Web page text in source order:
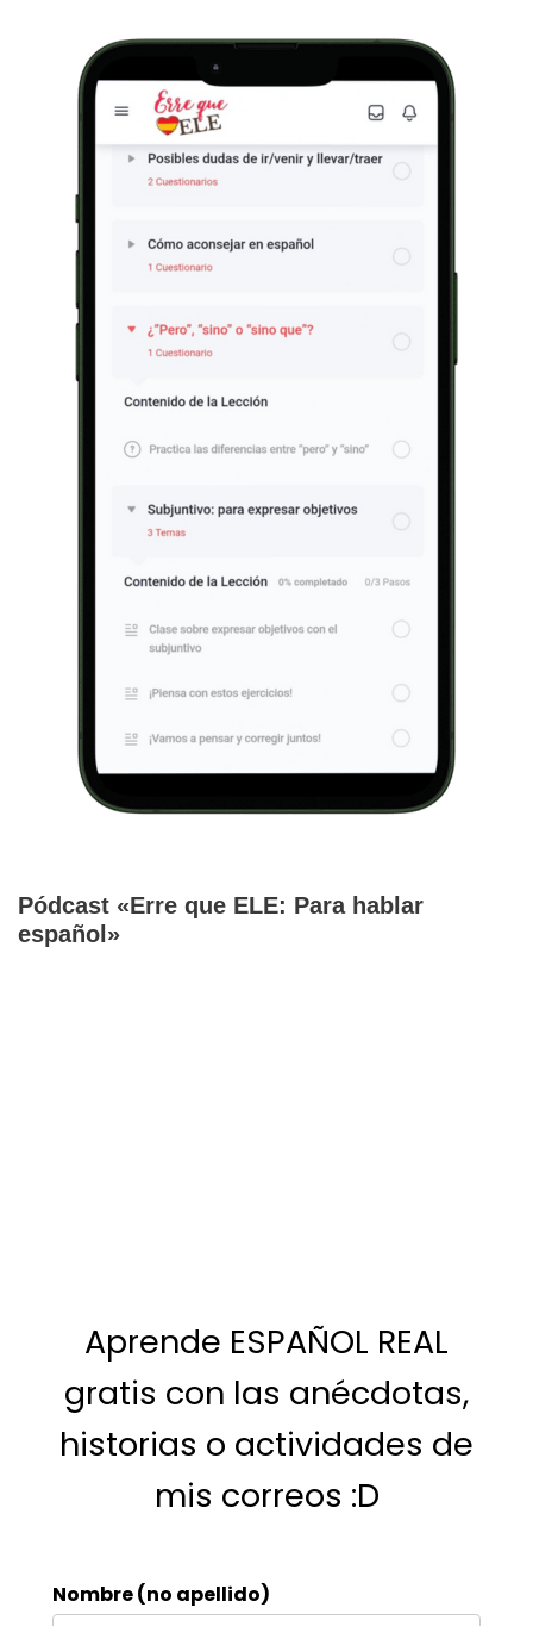
Pódcast «Erre que ELE: Para hablar
español»
Aprende ESPAÑOL REAL
gratis con las anécdotas,
historias o actividades de
mis correos :D
Nombre (no apellido)